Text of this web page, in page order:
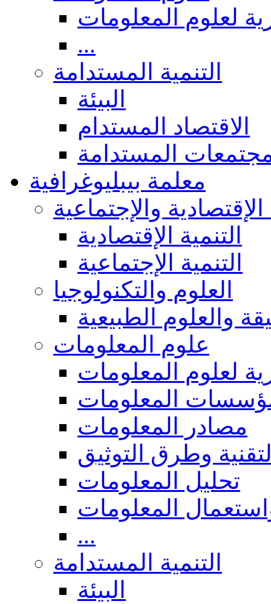
لعلوم المعلومات
...
التنمية المستدامة
البيئة
الاقتصاد المستدام
المستدامة
معلمة بيبليوغرافية
الإقتصادية والإجتماعية
التنمية الإقتصادية
التنمية الإجتماعية
العلوم والتكنولوجيا
والعلوم الطبيعية
علوم المعلومات
لعلوم المعلومات
المعلومات
مصادر المعلومات
وطرق التوثيق
تحليل المعلومات
المعلومات
...
التنمية المستدامة
البيئة